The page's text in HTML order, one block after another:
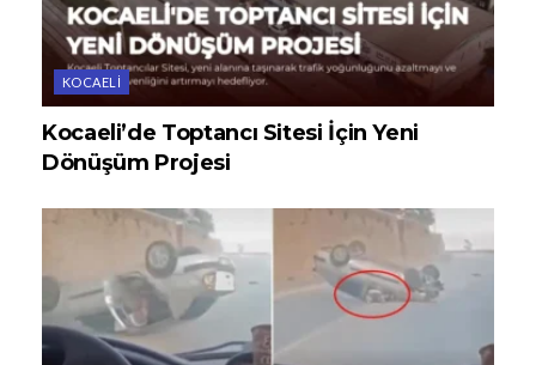
KOCAELI
Kocaeli’de Toptancı Sitesi İçin Yeni
Dönüşüm Projesi